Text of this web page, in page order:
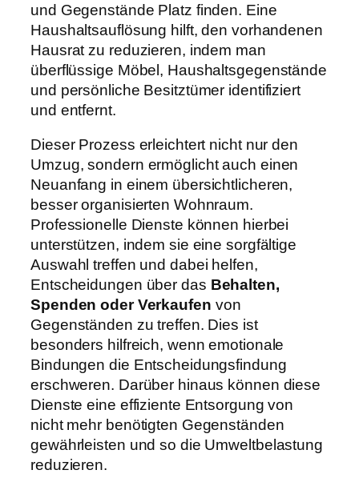
und Gegenstände Platz finden. Eine
Haushaltsauflösung hilft, den vorhandenen
Hausrat zu reduzieren, indem man
überflüssige Möbel, Haushaltsgegenstände
und persönliche Besitztümer identifiziert
und entfernt.
Dieser Prozess erleichtert nicht nur den
Umzug, sondern ermöglicht auch einen
Neuanfang in einem übersichtlicheren,
besser organisierten Wohnraum.
Professionelle Dienste können hierbei
unterstützen, indem sie eine sorgfältige
Auswahl treffen und dabei helfen,
Entscheidungen über das Behalten,
Spenden oder Verkaufen von
Gegenständen zu treffen. Dies ist
besonders hilfreich, wenn emotionale
Bindungen die Entscheidungsfindung
erschweren. Darüber hinaus können diese
Dienste eine effiziente Entsorgung von
nicht mehr benötigten Gegenständen
gewährleisten und so die Umweltbelastung
reduzieren.